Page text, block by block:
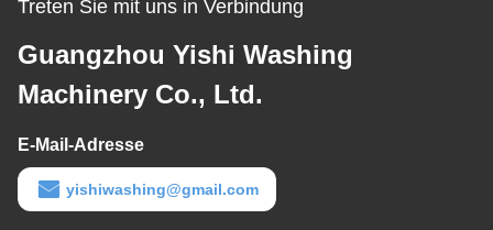
Treten Sie mit uns in Verbindung
Guangzhou Yishi Washing
Machinery Co., Ltd.
E-Mail-Adresse
yishiwashing@gmail.com